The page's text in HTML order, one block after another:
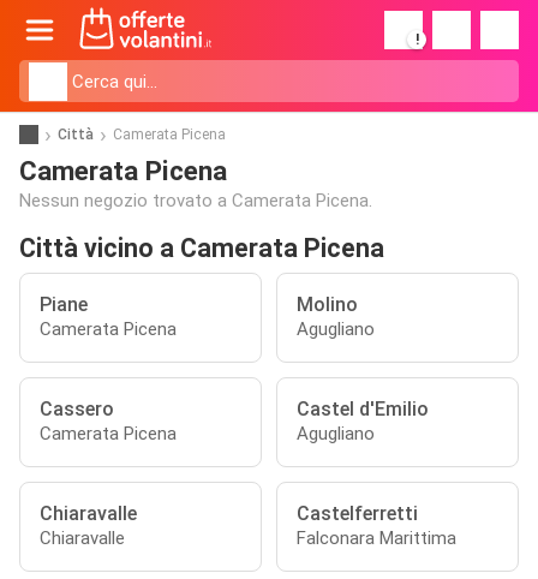
!
Città Camerata Picena
Camerata Picena
Nessun negozio trovato a Camerata Picena.
Città vicino a Camerata Picena
Piane
Camerata Picena
Molino
Agugliano
Cassero
Camerata Picena
Castel d'Emilio
Agugliano
Chiaravalle
Chiaravalle
Castelferretti
Falconara Marittima